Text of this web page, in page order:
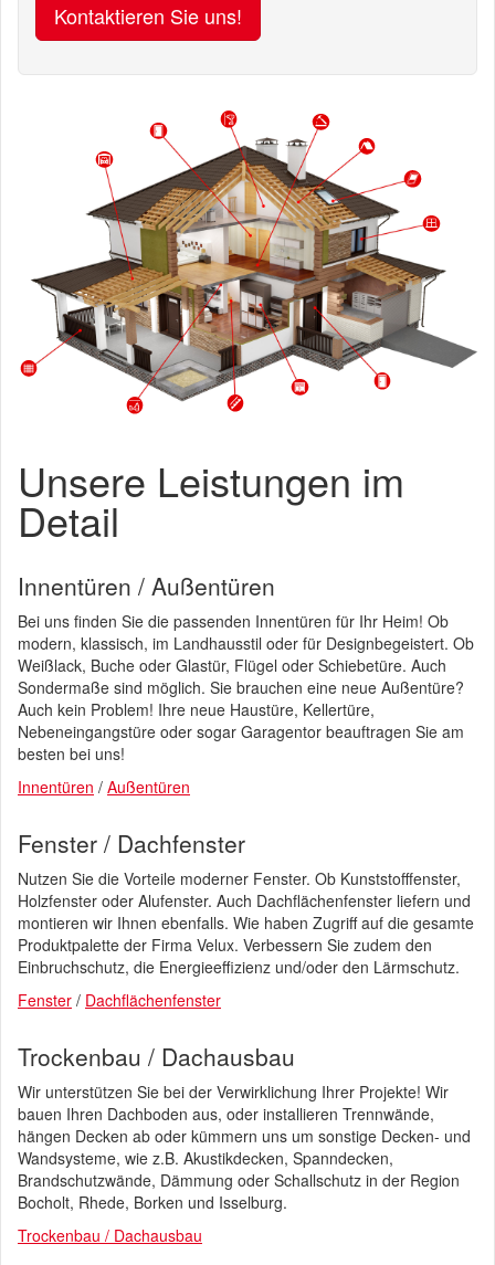
Kontaktieren Sie uns!
Unsere Leistungen im
Detail
Innentüren / Außentüren
Bei uns finden Sie die passenden Innentüren für Ihr Heim! Ob
modern, klassisch, im Landhausstil oder für Designbegeistert. Ob
Weißlack, Buche oder Glastür, Flügel oder Schiebetüre. Auch
Sondermaße sind möglich. Sie brauchen eine neue Außentüre?
Auch kein Problem! Ihre neue Haustüre, Kellertüre,
Nebeneingangstüre oder sogar Garagentor beauftragen Sie am
besten bei uns!
Innentüren / Außentüren
Fenster / Dachfenster
Nutzen Sie die Vorteile moderner Fenster. Ob Kunststofffenster,
Holzfenster oder Alufenster. Auch Dachflächenfenster liefern und
montieren wir Ihnen ebenfalls. Wie haben Zugriff auf die gesamte
Produktpalette der Firma Velux. Verbessern Sie zudem den
Einbruchschutz, die Energieeffizienz und/oder den Lärmschutz.
Fenster / Dachflächenfenster
Trockenbau / Dachausbau
Wir unterstützen Sie bei der Verwirklichung Ihrer Projekte! Wir
bauen Ihren Dachboden aus, oder installieren Trennwände,
hängen Decken ab oder kümmern uns um sonstige Decken- und
Wandsysteme, wie z.B. Akustikdecken, Spanndecken,
Brandschutzwände, Dämmung oder Schallschutz in der Region
Bocholt, Rhede, Borken und Isselburg.
Trockenbau / Dachausbau